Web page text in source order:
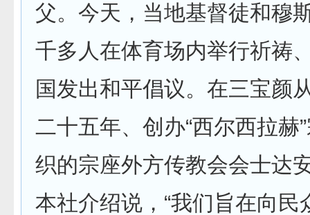
父。今天，当地基督徒和穆
千多人在体育场内举行祈祷
国发出和平倡议。在三宝颜
二十五年、创办“西尔西拉赫
织的宗座外方传教会会士达
本社介绍说，“我们旨在向民